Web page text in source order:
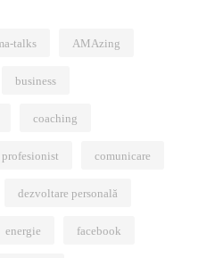
talks AMAzing
business
coaching
comunicare
dezvoltare personală
energie facebook